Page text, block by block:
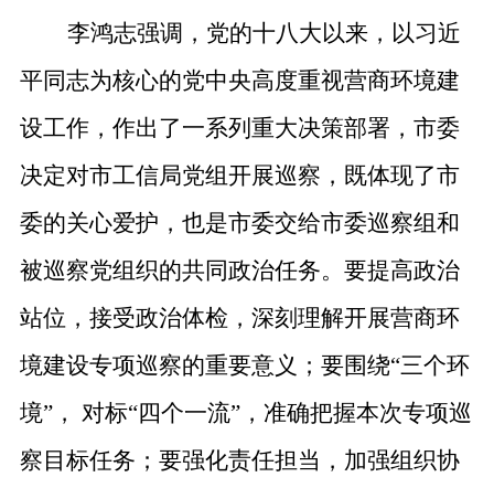
李鸿志强调， 党的十八大以来，以习近
平同志为核心的党中央高度重视营商环境建
设工作，作出了一系列重大决策部署， 市委
决定对市工信局党组开展巡察，既体现了市
委的关心爱护，也是市委交给市委巡察组和
被巡察党组织的共同政治任务。 要提高政治
站位，接受政治体检，深刻理解开展营商环
境建设专项巡察的重要意义；要围绕“三个环
境”， 对标“四个一流”，准确把握本次专项巡
察目标任务；要强化责任担当，加强组织协